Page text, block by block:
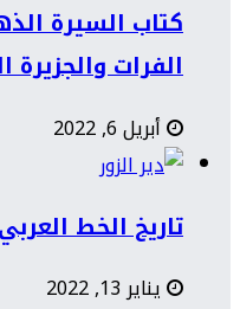
كتاب السيرة
الفرات والجزيرة
أبريل 6, 2022
تاريخ الخط
يناير 13, 2022